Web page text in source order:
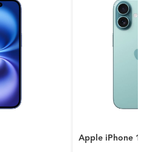
Apple iPhone 16